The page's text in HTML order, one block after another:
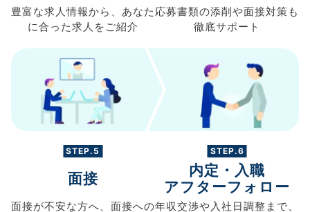
豊富な求人情報から、 あなた
に合った求人を ご紹介
応募書類の添削や面接対策も
徹底サポート
STEP.5
面接
面接が不安な方へ、 面接への
STEP.6
内定・入職
アフターフォロー
年収交渉や入社日調整まで、